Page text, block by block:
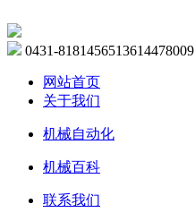
0431-8181456513614478009
网站首页
关于我们
机械自动化
机械百科
联系我们